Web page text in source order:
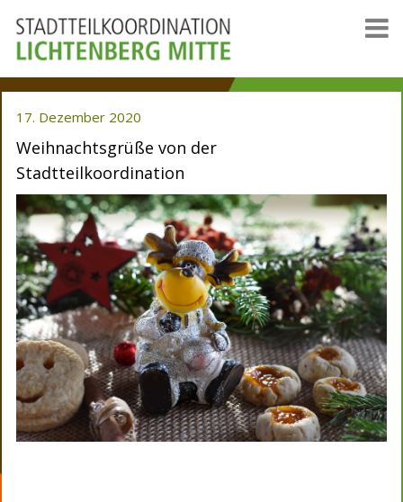
17. Dezember 2020
Weihnachtsgrüße von der
Stadtteilkoordination